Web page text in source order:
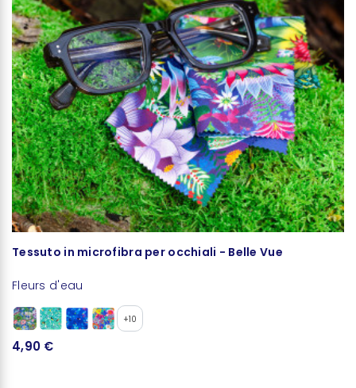
Tessuto in microfibra per occhiali - Belle Vue
Fleurs d'eau
+10
4,90 €